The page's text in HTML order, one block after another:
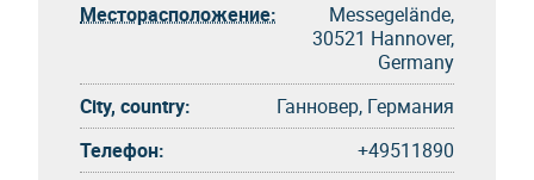
Месторасположение:
Messegelände,
30521 Hannover,
Germany
City, country:
Ганновер, Германия
Телефон:
+49511890